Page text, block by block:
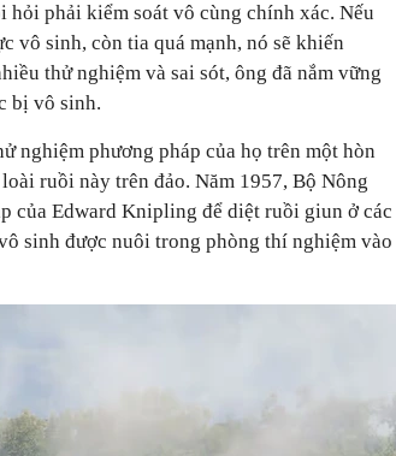
phải kiểm soát vô cùng chính xác. Nếu
vô sinh, còn tia quá mạnh, nó sẽ khiến
thử nghiệm và sai sót, ông đã nắm vững
bị vô sinh.
nghiệm phương pháp của họ trên một hòn
ruồi này trên đảo. Năm 1957, Bộ Nông
của Edward Knipling để diệt ruồi giun ở các
sinh được nuôi trong phòng thí nghiệm vào